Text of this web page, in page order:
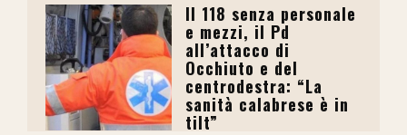
Il 118 senza personale
e mezzi, il Pd
all’attacco di
Occhiuto e del
centrodestra: “La
sanità calabrese è in
tilt”